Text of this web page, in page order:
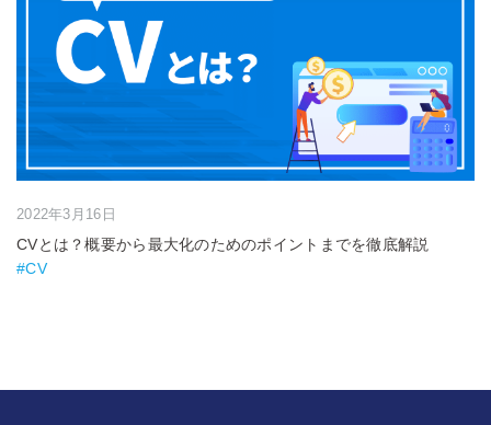
2022年3月16日
CVとは？概要から最大化のためのポイントまでを徹底解説
#CV